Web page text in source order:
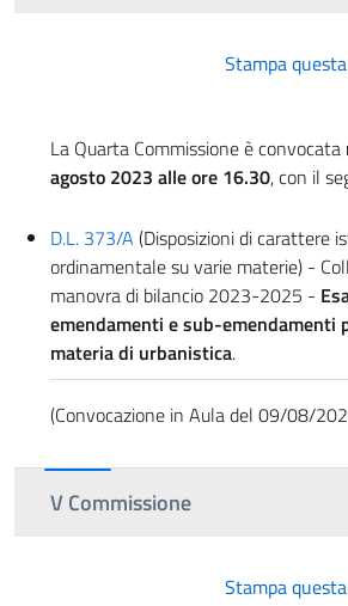
Stampa
La Quarta Commissione è convocata
agosto 2023 alle ore 16.30, con il
D.L. 373/A (Disposizioni di carattere
ordinamentale su varie materie) -
manovra di bilancio 2023-2025 -
emendamenti e sub-emendamenti
materia di urbanistica.
(Convocazione in Aula del 09/08/
V Commissione
Stampa